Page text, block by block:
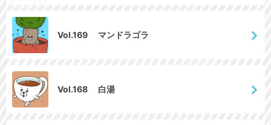
Vol.169 マンドラゴラ
Vol.168 白湯